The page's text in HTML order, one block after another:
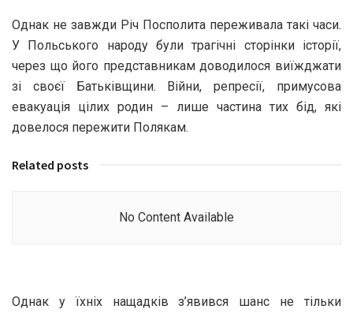
Однак не завжди Річ Посполита переживала такі часи.
У Польського народу були трагічні сторінки історії,
через що його представникам доводилося виїжджати
зі своєї Батьківщини. Війни, репресії, примусова
евакуація цілих родин – лише частина тих бід, які
довелося пережити Полякам.
Related posts
No Content Available
Однак у їхніх нащадків з’явився шанс не тільки